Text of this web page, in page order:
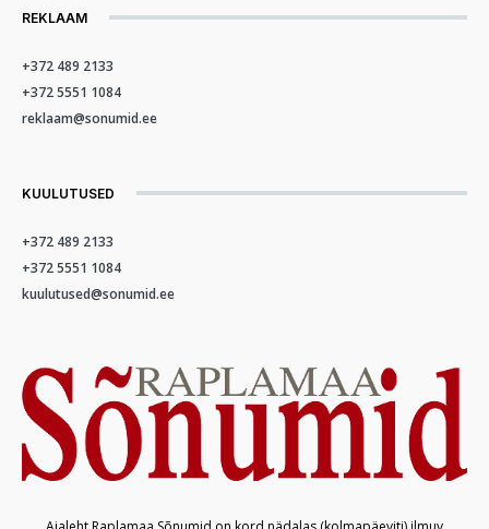
REKLAAM
+372 489 2133
+372 5551 1084
reklaam@sonumid.ee
KUULUTUSED
+372 489 2133
+372 5551 1084
kuulutused@sonumid.ee